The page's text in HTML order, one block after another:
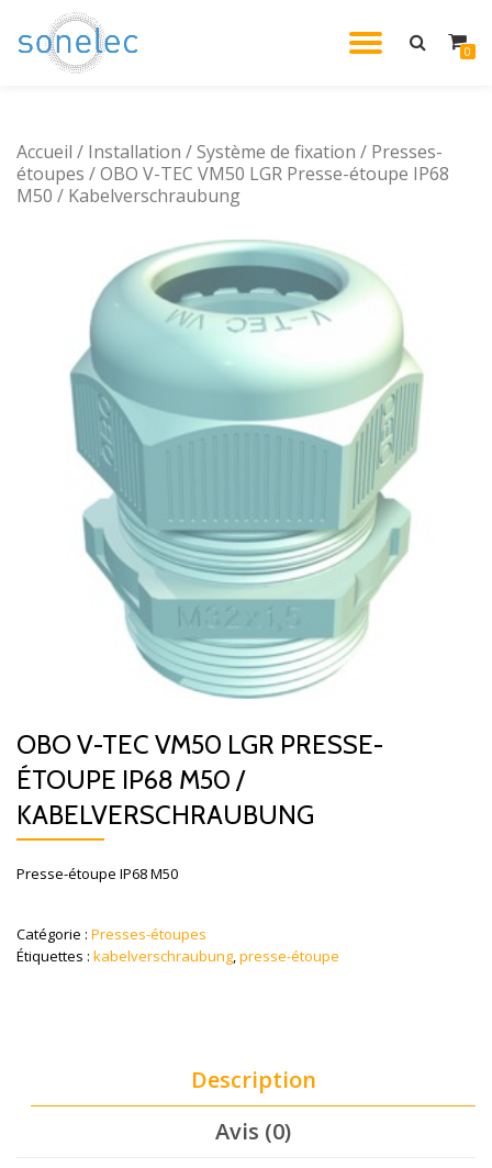
Aller
0
Accueil / Installation /Système de fixation / Presses-
étoupes / OBO V-TEC VM50 LGR Presse-étoupe IP68
M50 / Kabelverschraubung
OBO V-TEC VM50 LGR PRESSE-
ÉTOUPE IP68 M50 /
KABELVERSCHRAUBUNG
Presse-étoupe IP68 M50
Catégorie : Presses-étoupes
Étiquettes : kabelverschraubung,presse-étoupe
Description
Avis (0)